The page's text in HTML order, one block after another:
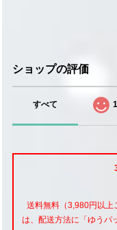
ショップの評価
すべて
送料無料（3,980円以上
は、配送方法に「ゆうパ